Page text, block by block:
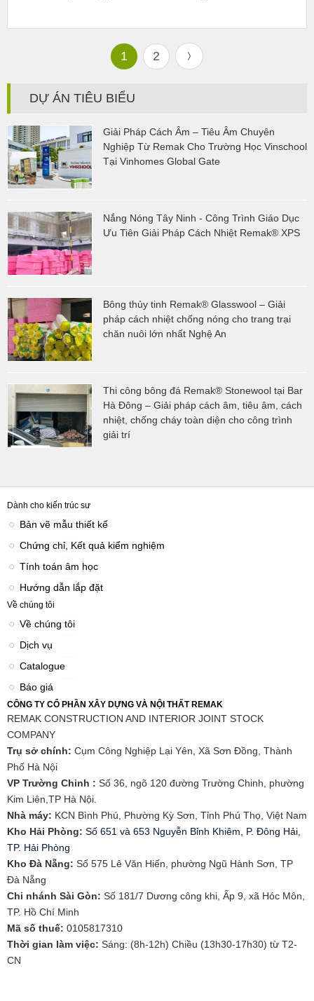
1 2
DỰ ÁN TIÊU BIỂU
Giải Pháp Cách Âm – Tiêu Âm Chuyên
Nghiệp Từ Remak Cho Trường Học Vinschool
Tại Vinhomes Global Gate
Nắng Nóng Tây Ninh - Công Trình Giáo Dục
Ưu Tiên Giải Pháp Cách Nhiệt Remak® XPS
Bông thủy tinh Remak® Glasswool – Giải
pháp cách nhiệt chống nóng cho trang trại
chăn nuôi lớn nhất Nghệ An
Thi công bông đá Remak® Stonewool tại Bar
Hà Đông – Giải pháp cách âm, tiêu âm, cách
nhiệt, chống cháy toàn diện cho công trình
giải trí
Dành cho kiến trúc sư
Bản vẽ mẫu thiết kế
Chứng chỉ, Kết quả kiểm nghiệm
Tính toán âm học
Hướng dẫn lắp đặt
Về chúng tôi
Về chúng tôi
Dịch vụ
Catalogue
Báo giá
CÔNG TY CỔ PHẦN XÂY DỰNG VÀ NỘI THẤT REMAK
REMAK CONSTRUCTION AND INTERIOR JOINT STOCK
COMPANY
Trụ sở chính: Cụm Công Nghiệp Lại Yên, Xã Sơn Đồng, Thành
Phố Hà Nội
VP Trường Chinh : Số 36, ngõ 120 đường Trường Chinh, phường
Kim Liên,TP Hà Nội.
Nhà máy: KCN Bình Phú, Phường Kỳ Sơn, Tỉnh Phú Thọ, Việt Nam
Kho Hải Phòng: Số 651 và 653 Nguyễn Bỉnh Khiêm, P. Đông Hải,
TP. Hải Phòng
​Kho Đà Nẵng: Số 575 Lê Văn Hiến, phường Ngũ Hành Sơn, TP
Đà Nẵng
Chi nhánh Sài Gòn: Số 181/7 Dương công khi, Ấp 9, xã Hóc Môn,
TP. Hồ Chí Minh
Mã số thuế: 0105817310​
Thời gian làm việc: Sáng: (8h-12h) Chiều (13h30-17h30) từ T2-
CN